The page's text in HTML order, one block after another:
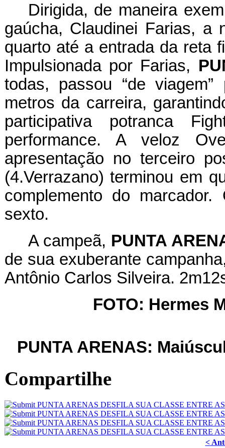
Dirigida, de maneira
gaúcha, Claudinei Farias, a
quarto até a entrada da reta
Impulsionada por Farias,
todas, passou “de
metros da carreira,
participativa potranca
performance. A veloz
apresentação no terceiro
(4.Verrazano) terminou em
complemento do
sexto.
A campeã, PUNTA
de sua exuberante
Antônio Carlos Silveira.
FOTO: Hermes
PUNTA ARENAS:
Compartilhe
<